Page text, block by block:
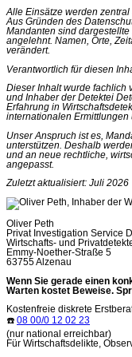
Alle Einsätze werden
Aus Gründen des
Mandanten sind
angelehnt. Namen, Orte,
verändert.
Verantwortlich für diesen
Dieser Inhalt wurde fachlich
und Inhaber der Detektei
Erfahrung in
internationalen Ermittlungen
Unser Anspruch ist es,
unterstützen. Deshalb
und an neue rechtliche,
angepasst.
Zuletzt aktualisiert: Juli 2026
Oliver Peth
Privat Investigation Service
Wirtschafts- und
Emmy-Noether-Straße 5
63755 Alzenau
Wenn Sie gerade einen
Warten kostet Beweise.
Kostenfreie diskrete
☎️ 08 00/0 12 02 23
(nur national erreichbar)
Für Wirtschaftsdelikte,